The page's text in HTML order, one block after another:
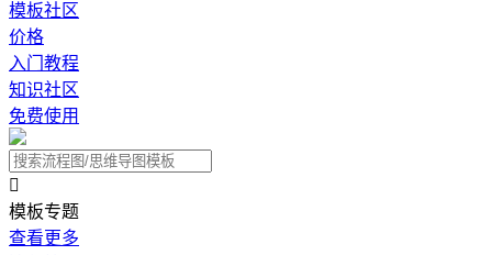
模板社区
价格
入门教程
知识社区
免费使用

模板专题
查看更多